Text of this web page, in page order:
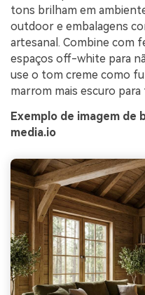
tons brilham em
outdoor e embalagens
artesanal. Combine com
espaços off-white para
use o tom creme como
marrom mais escuro
Exemplo de imagem de
media.io